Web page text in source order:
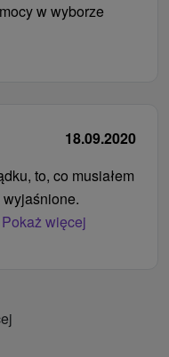
w wyborze
18.09.2020
to, co musiałem
Pokaż więcej